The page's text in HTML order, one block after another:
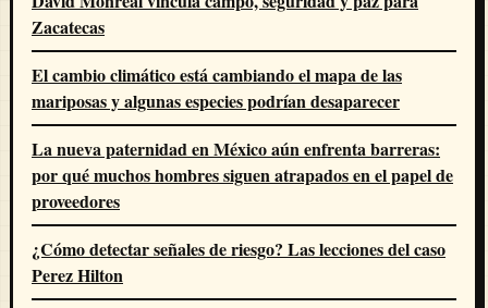
Zacatecas
El cambio climático está cambiando el mapa de las
mariposas y algunas especies podrían desaparecer
La nueva paternidad en México aún enfrenta barreras:
por qué muchos hombres siguen atrapados en el papel de
proveedores
¿Cómo detectar señales de riesgo? Las lecciones del caso
Perez Hilton